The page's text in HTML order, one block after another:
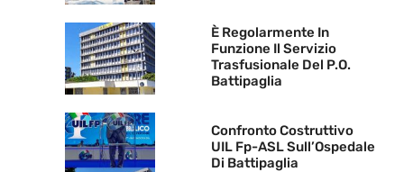
È Regolarmente In
Funzione Il Servizio
Trasfusionale Del P.O.
Battipaglia
Confronto Costruttivo
UIL Fp-ASL Sull’Ospedale
Di Battipaglia